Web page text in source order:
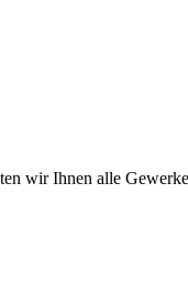
wir Ihnen alle